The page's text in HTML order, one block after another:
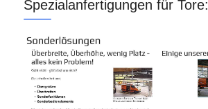
Spezialanfertigungen für Tore: